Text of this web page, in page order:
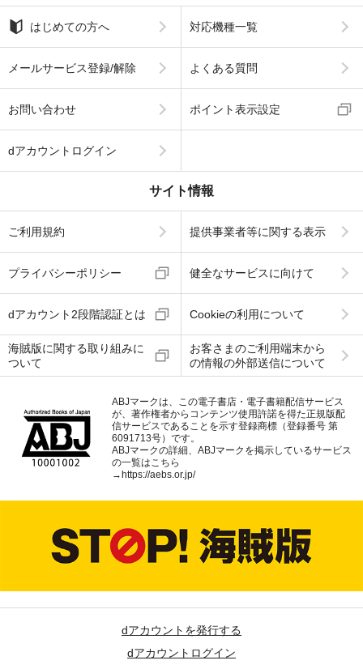
はじめての方へ 対応機種一覧
メールサービス登録/解除 よくある質問
お問い合わせ ポイント表示設定
dアカウントログイン
サイト情報
ご利用規約 提供事業者等に関する表示
プライバシーポリシー 健全なサービスに向けて
dアカウント2段階認証とは Cookieの利用について
海賊版に関する取り組みに
ついて
お客さまのご利用端末から
の情報の外部送信について
ABJマークは、この電子書店・電子書籍配信サービス
が、著作権者からコンテンツ使用許諾を得た正規版配
信サービスであることを示す登録商標（登録番号 第
6091713号）です。
ABJマークの詳細、ABJマークを掲示しているサービス
の一覧はこちら
→https://aebs.or.jp/
dアカウントを発行する
dアカウントログイン